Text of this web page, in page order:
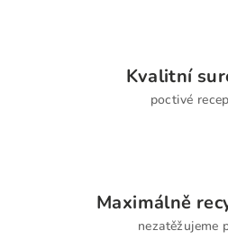
Kvalitní
poctivé
Maximálně
nezatěžujeme